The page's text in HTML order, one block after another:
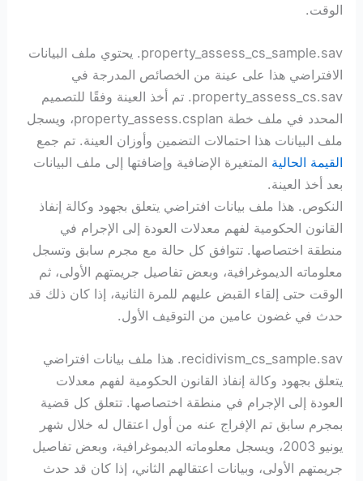
الوقت.
property_assess_cs_sample.sav. يحتوي ملف البيانات
الافتراضي هذا على عينة من الخصائص المدرجة في
property_assess_cs.sav. تم أخذ العينة وفقًا للتصميم
المحدد في ملف خطة property_assess.csplan، ويسجل
ملف البيانات هذا احتمالات التضمين وأوزان العينة. تم جمع
القيمة الحالية المتغيرة الإضافية وإضافتها إلى ملف البيانات
بعد أخذ العينة.
النكوص. هذا ملف بيانات افتراضي يتعلق بجهود وكالة إنفاذ
القانون الحكومية لفهم معدلات العودة إلى الإجرام في
منطقة اختصاصها. تتوافق كل حالة مع مجرم سابق وتسجل
معلوماته الديموغرافية، وبعض تفاصيل جريمتهم الأولى، ثم
الوقت حتى إلقاء القبض عليهم للمرة الثانية، إذا كان ذلك قد
حدث في غضون عامين من التوقيف الأول.
recidivism_cs_sample.sav. هذا ملف بيانات افتراضي
يتعلق بجهود وكالة إنفاذ القانون الحكومية لفهم معدلات
العودة إلى الإجرام في منطقة اختصاصها. تتعلق كل قضية
بمجرم سابق تم الإفراج عنه من أول اعتقال له خلال شهر
يونيو 2003، ويسجل معلوماته الديموغرافية، وبعض تفاصيل
جريمتهم الأولى، وبيانات اعتقالهم الثاني، إذا كان قد حدث